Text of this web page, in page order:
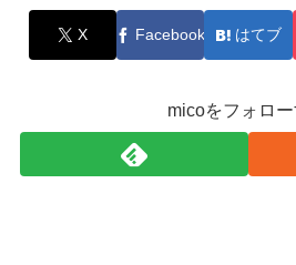
X Facebook はてブ
micoをフォロー